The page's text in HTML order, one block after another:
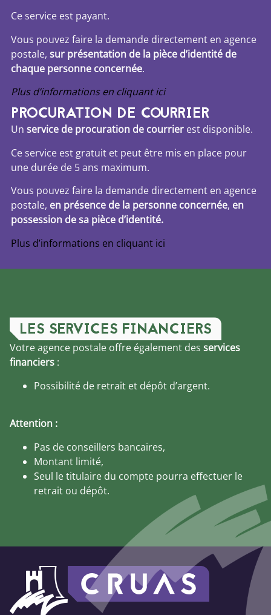
Ce service est payant.
Vous pouvez faire la demande directement en agence
postale, sur présentation de la pièce d’identité de
chaque personne concernée.
Plus d’informations en cliquant ici
PROCURATION DE COURRIER
Un service de procuration de courrierest disponible.
Ce service est gratuit et peut être mis en place pour
une durée de 5 ans maximum.
Vous pouvez faire la demande directement en agence
postale, en présence de la personne concernée, en
possession desa pièce d’identité.
Plus d’informations en cliquant ici
LES SERVICES FINANCIERS
Votre agence postale offre également des services
financiers :
Possibilité de retrait et dépôt d’argent.
Attention :
Pas de conseillers bancaires,
Montant limité,
Seul le titulaire du compte pourra effectuer le
retrait ou dépôt.